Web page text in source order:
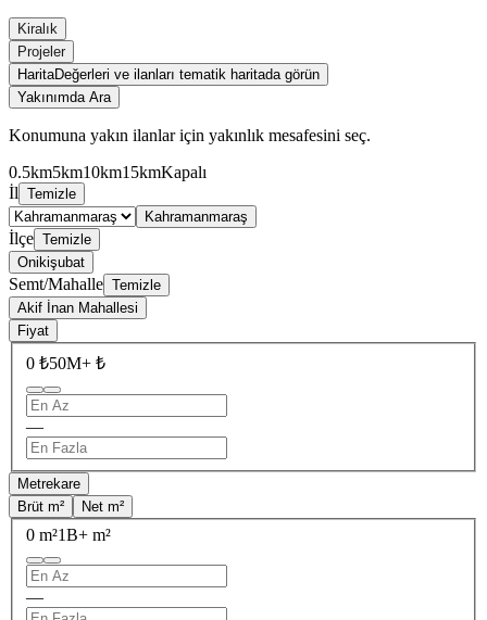
Kiralık
Projeler
HaritaDeğerleri ve ilanları tematik haritada görün
Yakınımda Ara
Konumuna yakın ilanlar için yakınlık mesafesini seç.
0.5km5km10km15kmKapalı
İl Temizle
Kahramanmaraş
İlçe Temizle
Onikişubat
Semt/Mahalle Temizle
Akif İnan Mahallesi
Fiyat
0 ₺50M+ ₺
—
Metrekare
Brüt m²
Net m²
0 m²1B+ m²
—